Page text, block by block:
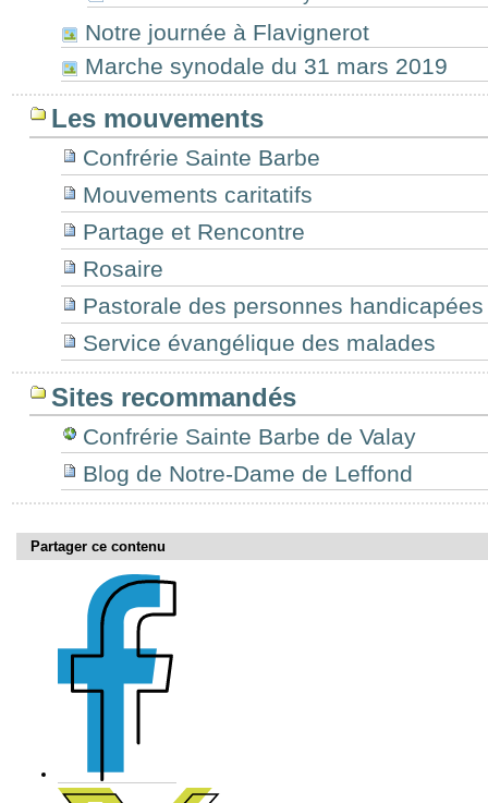
Notre journée à Flavignerot
Marche synodale du 31 mars 2019
Les mouvements
Confrérie Sainte Barbe
Mouvements caritatifs
Partage et Rencontre
Rosaire
Pastorale des personnes handicapées
Service évangélique des malades
Sites recommandés
Confrérie Sainte Barbe de Valay
Blog de Notre-Dame de Leffond
Partager ce contenu